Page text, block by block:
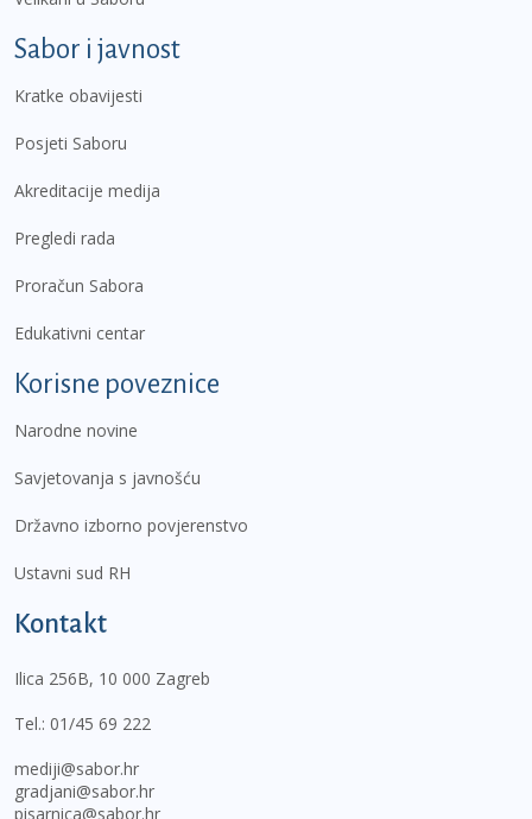
Sabor i javnost
Kratke obavijesti
Posjeti Saboru
Akreditacije medija
Pregledi rada
Proračun Sabora
Edukativni centar
Korisne poveznice
Narodne novine
Savjetovanja s javnošću
Državno izborno povjerenstvo
Ustavni sud RH
Kontakt
Ilica 256B, 10 000 Zagreb
Tel.: 01/45 69 222
mediji@sabor.hr
gradjani@sabor.hr
pisarnica@sabor.hr